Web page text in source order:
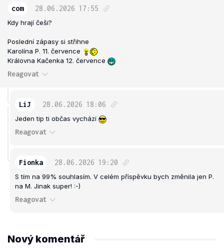
com 28.06.2026 17:55
Kdy hrají češi?
Poslední zápasy si střihne
Karolína P. 11. července
Královna Kačenka 12. července
Reagovat
LiJ 28.06.2026 18:06
Jeden tip ti občas vychází
Reagovat
Fionka 28.06.2026 19:20
S tím na 99% souhlasím. V celém příspěvku bych změnila jen P.
na M. Jinak super! :-)
Reagovat
Nový komentář